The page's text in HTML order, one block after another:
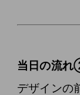
当日の流
デザインの